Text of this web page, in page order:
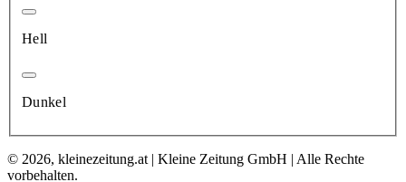
Hell
Dunkel
© 2026, kleinezeitung.at | Kleine Zeitung GmbH | Alle Rechte
vorbehalten.